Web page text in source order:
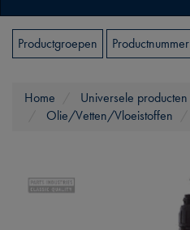
Productgroepen Productnummer
Home Universele producten
Olie/Vetten/Vloeistoffen